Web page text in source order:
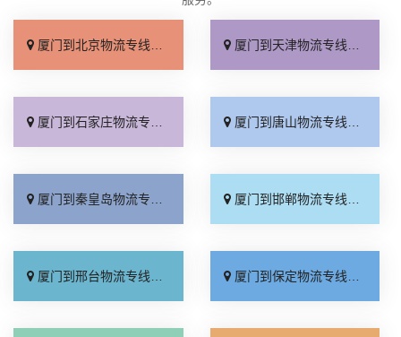
厦门到北京物流专线_上门取件「不随意加价」 厦门到天津物流专线_专线快运「直通专线」
厦门到石家庄物流专线_多久能到「诚信为先」 厦门到唐山物流专线_上门提货「准时准点」
厦门到秦皇岛物流专线_高速快运「整车配货」 厦门到邯郸物流专线_全境到达「无需中转」
厦门到邢台物流专线_需要几天「要多少钱」 厦门到保定物流专线_多少一吨「定点发车」